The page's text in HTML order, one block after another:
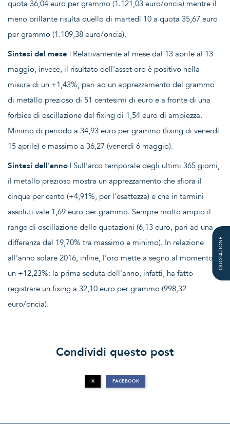
quota 36,04 euro per grammo (1.121,03 euro/oncia) mentre il
meno brillante risulta quello di martedì 10 a quota 35,67 euro
per grammo (1.109,38 euro/oncia).
Sintesi del mese | Relativamente al mese dal 13 aprile al 13
maggio, invece, il risultato dell'asset oro è positivo nella
misura di un +1,43%, pari ad un apprezzamento del grammo
di metallo prezioso di 51 centesimi di euro e a fronte di una
forbice di oscillazione del fixing di 1,54 euro di ampiezza.
Minimo di periodo a 34,93 euro per grammo (fixing di venerdì
15 aprile) e massimo a 36,27 (venerdì 6 maggio).
Sintesi dell'anno | Sull'arco temporale degli ultimi 365 giorni,
il metallo prezioso mostra un apprezzamento che sfiora il
cinque per cento (+4,91%, per l'esattezza) e che in termini
assoluti vale 1,69 euro per grammo. Sempre molto ampio il
range di oscillazione delle quotazioni (6,13 euro, pari ad una
differenza del 19,70% tra massimo e minimo). In relazione
all'anno solare 2016, infine, l'oro mette a segno al momento
un +12,23%: la prima seduta dell'anno, infatti, ha fatto
registrare un fixing a 32,10 euro per grammo (998,32
euro/oncia).
Condividi questo post
X FACEBOOK
QUOTAZIONE